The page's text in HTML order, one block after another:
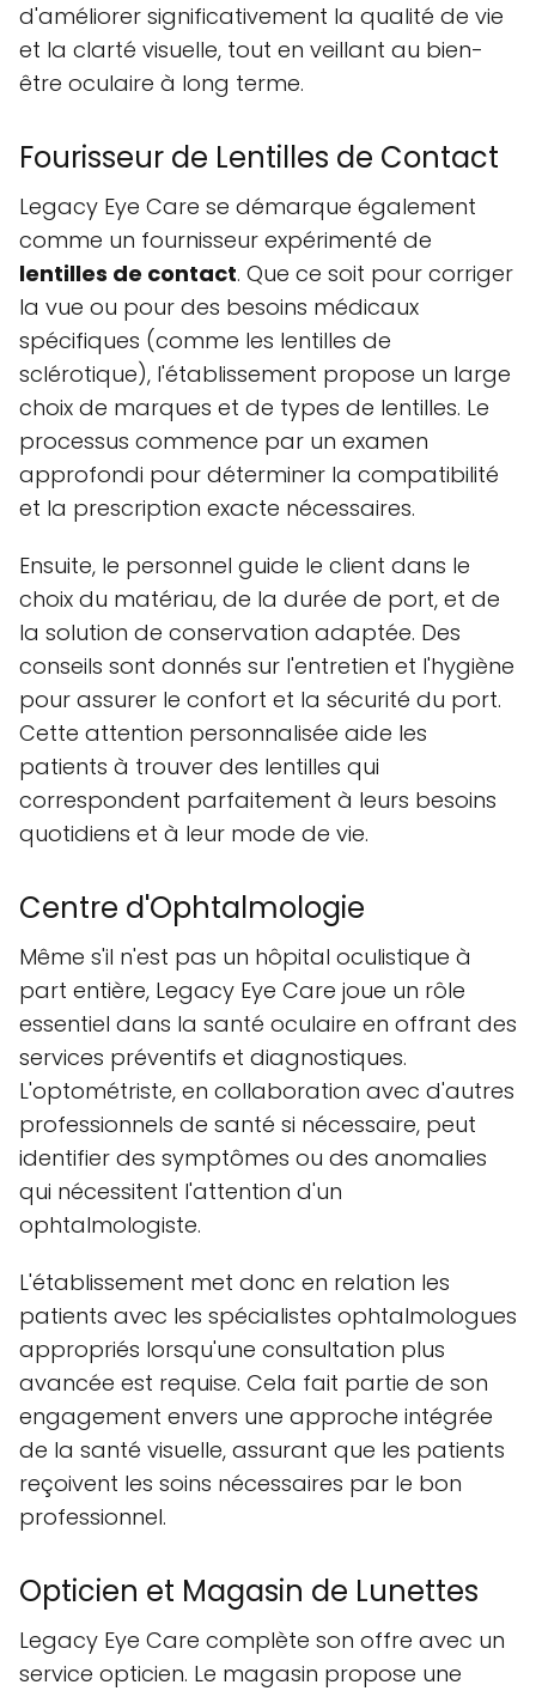
d'améliorer significativement la qualité de vie
et la clarté visuelle, tout en veillant au bien-
être oculaire à long terme.
Fourisseur de Lentilles de Contact
Legacy Eye Care se démarque également
comme un fournisseur expérimenté de
lentilles de contact. Que ce soit pour corriger
la vue ou pour des besoins médicaux
spécifiques (comme les lentilles de
sclérotique), l'établissement propose un large
choix de marques et de types de lentilles. Le
processus commence par un examen
approfondi pour déterminer la compatibilité
et la prescription exacte nécessaires.
Ensuite, le personnel guide le client dans le
choix du matériau, de la durée de port, et de
la solution de conservation adaptée. Des
conseils sont donnés sur l'entretien et l'hygiène
pour assurer le confort et la sécurité du port.
Cette attention personnalisée aide les
patients à trouver des lentilles qui
correspondent parfaitement à leurs besoins
quotidiens et à leur mode de vie.
Centre d'Ophtalmologie
Même s'il n'est pas un hôpital oculistique à
part entière, Legacy Eye Care joue un rôle
essentiel dans la santé oculaire en offrant des
services préventifs et diagnostiques.
L'optométriste, en collaboration avec d'autres
professionnels de santé si nécessaire, peut
identifier des symptômes ou des anomalies
qui nécessitent l'attention d'un
ophtalmologiste.
L'établissement met donc en relation les
patients avec les spécialistes ophtalmologues
appropriés lorsqu'une consultation plus
avancée est requise. Cela fait partie de son
engagement envers une approche intégrée
de la santé visuelle, assurant que les patients
reçoivent les soins nécessaires par le bon
professionnel.
Opticien et Magasin de Lunettes
Legacy Eye Care complète son offre avec un
service opticien. Le magasin propose une